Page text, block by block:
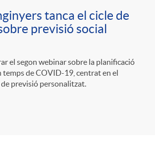
tanca el cicle de
previsió social
el segon webinar sobre la planificació
temps de COVID-19, centrat en el
de previsió personalitzat.